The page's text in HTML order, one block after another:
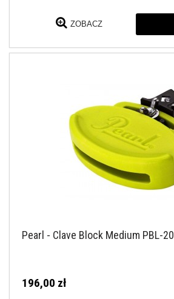
ZOBACZ
Pearl - Clave Block Medium PBL-20
196,00 zł